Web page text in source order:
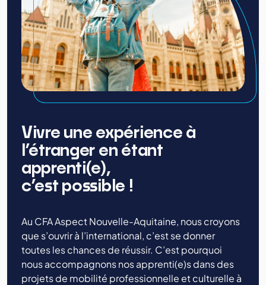
Vivre une expérience à
l’étranger en étant
apprenti(e),
c’est possible !
Au CFA Aspect Nouvelle-Aquitaine, nous croyons
que s’ouvrir à l’international, c’est se donner
toutes les chances de réussir. C’est pourquoi
nous accompagnons nos apprenti(e)s dans des
projets de mobilité professionnelle et culturelle à